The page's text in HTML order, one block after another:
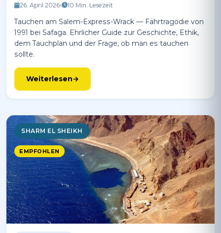
26. April 2026• 10 Min. Lesezeit
Tauchen am Salem-Express-Wrack — Fährtragödie von
1991 bei Safaga. Ehrlicher Guide zur Geschichte, Ethik,
dem Tauchplan und der Frage, ob man es tauchen
sollte.
Weiterlesen
SHARM EL SHEIKH
EMPFOHLEN